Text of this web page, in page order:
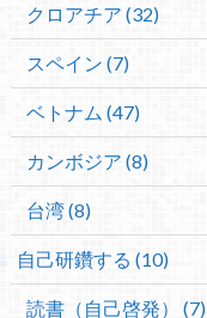
クロアチア (32)
スペイン (7)
ベトナム (47)
カンボジア (8)
台湾 (8)
自己研鑽する (10)
読書（自己啓発） (7)